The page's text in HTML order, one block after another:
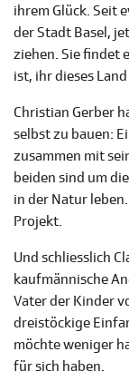
ihrem Glück. Seit
der Stadt Basel,
ziehen. Sie findet
ist, ihr dieses
Christian Gerber
selbst zu bauen:
zusammen mit
beiden sind um
in der Natur
Projekt.
Und schliesslich
kaufmännische
Vater der Kinder
dreistöckige
möchte weniger
für sich haben.